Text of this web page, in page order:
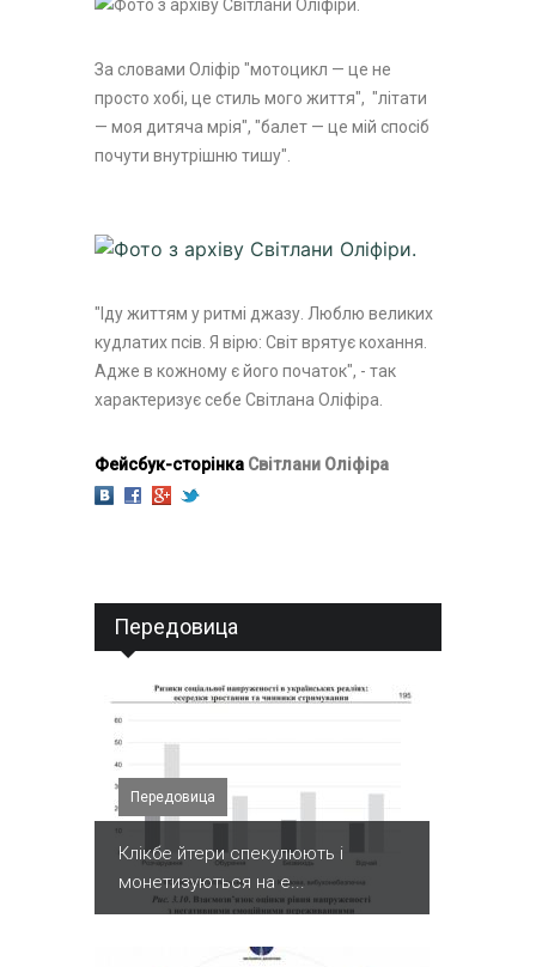
За словами Оліфір "мотоцикл — це не
просто хобі, це стиль мого життя", "літати
— моя дитяча мрія", "балет — це мій спосіб
почути внутріш­ню тишу".
"Іду життям у ритмі джазу. Люблю великих
кудлатих псів. Я вірю: Світ врятує кохання.
Адже в кожному є його початок", - так
характеризує себе Світлана Оліфіра.
Фейсбук-сторінка Світлани Оліфіра
Передовица
Передовица
Клікбе йтери спекулюють і
монетизуються на е...